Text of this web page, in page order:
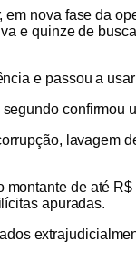
nova fase da
e quinze de
e passou a
confirmou
lavagem
de até
apuradas.